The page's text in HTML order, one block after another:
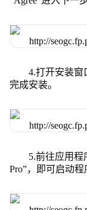
4.打开安装窗
完成安装。
5.前往应用程
Pro”，即可启动程